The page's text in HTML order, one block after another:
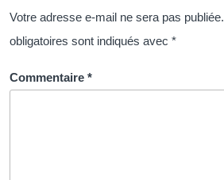
Votre adresse e-mail ne sera pas publiée.
obligatoires sont indiqués avec *
Commentaire *